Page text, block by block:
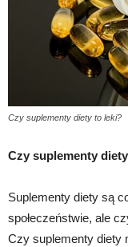
Czy suplementy diety to leki?
Czy suplementy
Suplementy diety są
społeczeństwie, ale
Czy suplementy diety